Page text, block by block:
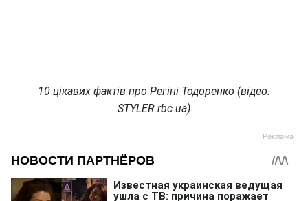
10 цікавих фактів про Регіні Тодоренко (відео:
STYLER.rbc.ua)